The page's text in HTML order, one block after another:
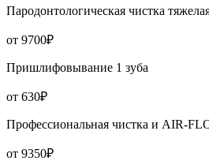
Пародонтологическая чистка
от 9700₽
Пришлифовывание 1 зуба
от 630₽
Профессиональная чистка и AIR-
от 9350₽